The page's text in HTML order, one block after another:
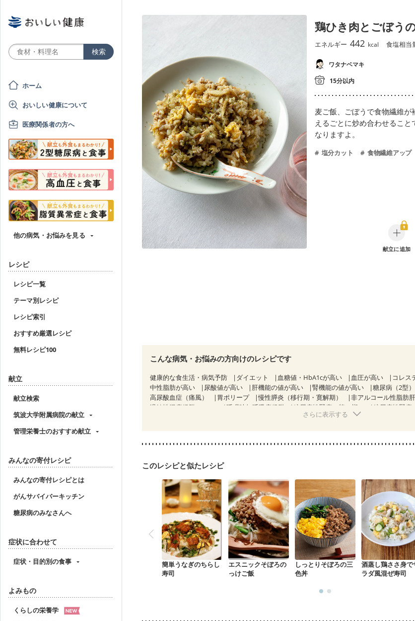
ホーム
おいしい健康について
医療関係者の方へ
他の病気・お悩みを見る
レシピ
レシピ一覧
テーマ別レシピ
レシピ索引
おすすめ厳選レシピ
無料レシピ100
献立
献立検索
筑波大学附属病院の献立
管理栄養士のおすすめ献立
みんなの寄付レシピ
みんなの寄付レシピとは
がんサバイバーキッチン
糖尿病のみなさんへ
症状に合わせて
症状・目的別の食事
よみもの
くらしの栄養学
鶏ひき肉とごぼう
エネルギー 442 kcal 食塩相当
ワタナベマキ
15分以内
麦ご飯、ごぼうで食物繊維
えるごとに炒め合わせるこ
なりますよ。
塩分カット 食物繊維アップ
献立に追加
こんな病気・お悩みの方向けのレシピです
健康的な食生活・病気予防 ダイエット 血糖値・HbA1cが高い 血圧が高い
コレス
中性脂肪が高い
尿酸値が高い 肝機能の値が高い 腎機能の値が高い 糖尿病（2型）
高尿酸血症（痛風）
胃ポリープ 慢性膵炎（移行期・寛解期） 非アルコール性脂肪肝
過敏性腸症候群（IBS）
睡眠時無呼吸症候群 糖尿病性腎症（第１期）
糖尿病性腎症
CKD（ステージ２）
妊婦健診・血圧が気になる（初期）
妊婦健診・血糖値が気になる（初期） 妊娠高血
フレイル（年齢に合わせた体作り）
さらに表示する
このレシピと似たレシピ
簡単うなぎのちらし
寿司
エスニックそぼろの
っけご飯
しっとりそぼろの三
色丼
酒蒸し鶏ささ身で
ラダ風混ぜ寿司